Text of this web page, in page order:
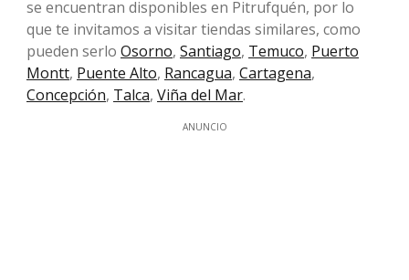
se encuentran disponibles en Pitrufquén, por lo
que te invitamos a visitar tiendas similares, como
pueden serlo Osorno, Santiago, Temuco, Puerto
Montt, Puente Alto, Rancagua, Cartagena,
Concepción, Talca, Viña del Mar.
ANUNCIO